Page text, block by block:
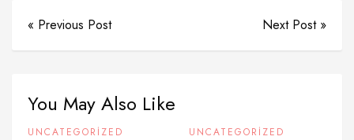
« Previous Post Next Post »
You May Also Like
UNCATEGORIZED UNCATEGORIZED